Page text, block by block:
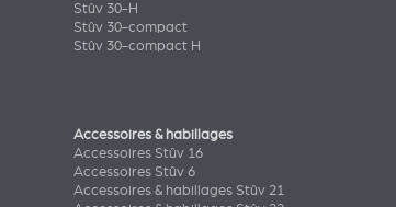
Stûv 30-H
Stûv 30-compact
Stûv 30-compact H
Accessoires & habillages
Accessoires Stûv 16
Accessoires Stûv 6
Accessoires & habillages Stûv 21